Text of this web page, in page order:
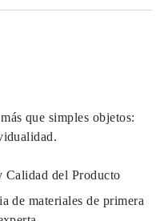
están disponibles
y tiempos de entrega se
sobre la entrega
por encargo según los
solo pueden devolverse si no
que simples objetos:
Calidad del Producto
de materiales de primera